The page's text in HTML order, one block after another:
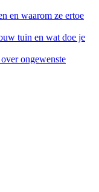
en waarom ze ertoe
tuin en wat doe je
ongewenste